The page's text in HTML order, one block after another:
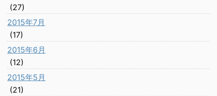
(27)
2015年7月
(17)
2015年6月
(12)
2015年5月
(21)